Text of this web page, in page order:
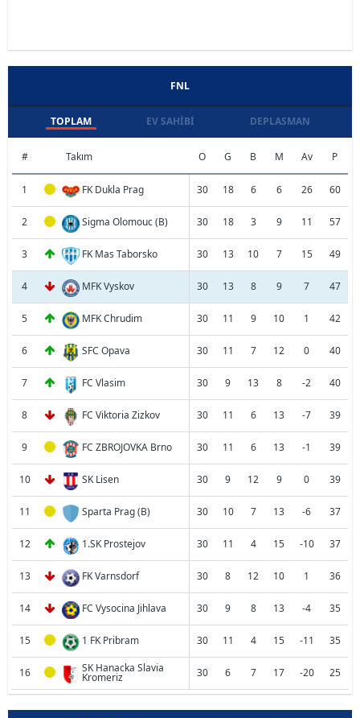
FNL
TOPLAM EV SAHIBI DEPLASMAN
# Takım O G B M Av P
1 FK Dukla Prag 30 18 6 6 26 60
2 Sigma Olomouc (B) 30 18 3 9 11 57
3 FK Mas Taborsko 30 13 10 7 15 49
4 MFK Vyskov 30 13 8 9 7 47
5 MFK Chrudim 30 11 9 10 1 42
6 SFC Opava 30 11 7 12 0 40
7 FC Vlasim 30 9 13 8 -2 40
8 FC Viktoria Zizkov 30 11 6 13 -7 39
9 FC ZBROJOVKA Brno 30 11 6 13 -1 39
10 SK Lisen 30 9 12 9 0 39
11 Sparta Prag (B) 30 10 7 13 -6 37
12 1.SK Prostejov 30 11 4 15 -10 37
13 FK Varnsdorf 30 8 12 10 1 36
14 FC Vysocina Jihlava 30 9 8 13 -4 35
15 1 FK Pribram 30 11 4 15 -11 35
16 SK Hanacka Slavia
Kromeriz 30 6 7 17 -20 25